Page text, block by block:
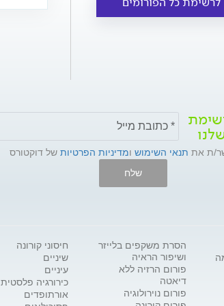
ת את תנאי השימוש ומדיניות הפרטיות של דוקטורס
שלח
הסרת משקפים בלייזר
ושיפור הראיה
פורום הרזיה ללא
דיאטה
פורום נוירולוגיה
חיסוני קורונה
שיניים
עיניים
כירורגיה פלסטית
אורתופדים